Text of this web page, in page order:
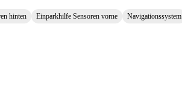
hinten Einparkhilfe Sensoren vorne Navigationssystem